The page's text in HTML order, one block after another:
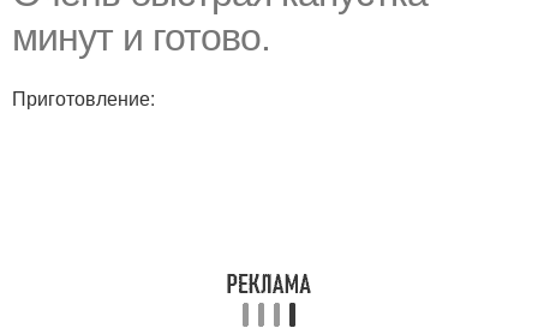
минут и готово.
Приготовление: